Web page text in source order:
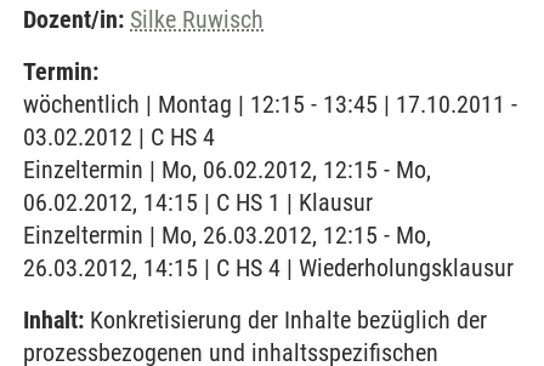
Dozent/in: Silke Ruwisch
Termin:
wöchentlich | Montag | 12:15 - 13:45 | 17.10.2011 -
03.02.2012 | C HS 4
Einzeltermin | Mo, 06.02.2012, 12:15 - Mo,
06.02.2012, 14:15 | C HS 1 | Klausur
Einzeltermin | Mo, 26.03.2012, 12:15 - Mo,
26.03.2012, 14:15 | C HS 4 | Wiederholungsklausur
Inhalt: Konkretisierung der Inhalte bezüglich der
prozessbezogenen und inhaltsspezifischen